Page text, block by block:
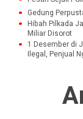
Gedung
Hibah Pilkada
Miliar Disorot
1 Desember di
Ilegal, Penjual